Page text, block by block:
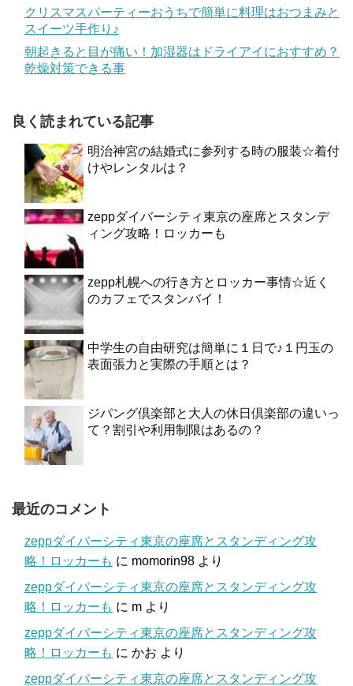
クリスマスパーティーおうちで簡単に料理はおつまみと
スイーツ手作り♪
朝起きると目が痛い！加湿器はドライアイにおすすめ？
乾燥対策できる事
良く読まれている記事
明治神宮の結婚式に参列する時の服装☆着付
けやレンタルは？
zeppダイバーシティ東京の座席とスタンデ
ィング攻略！ロッカーも
zepp札幌への行き方とロッカー事情☆近く
のカフェでスタンバイ！
中学生の自由研究は簡単に１日で♪１円玉の
表面張力と実際の手順とは？
ジパング倶楽部と大人の休日倶楽部の違いっ
て？割引や利用制限はあるの？
最近のコメント
zeppダイバーシティ東京の座席とスタンディング攻
略！ロッカーも に momorin98 より
zeppダイバーシティ東京の座席とスタンディング攻
略！ロッカーも に m より
zeppダイバーシティ東京の座席とスタンディング攻
略！ロッカーも に かお より
zeppダイバーシティ東京の座席とスタンディング攻